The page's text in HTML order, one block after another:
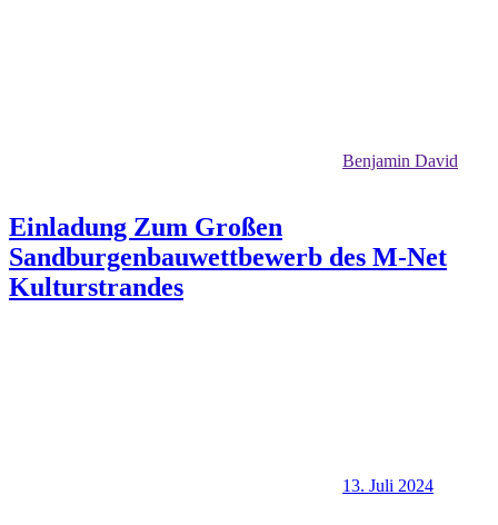
Benjamin David
Einladung Zum Großen
Sandburgenbauwettbewerb des M-Net
Kulturstrandes
13. Juli 2024